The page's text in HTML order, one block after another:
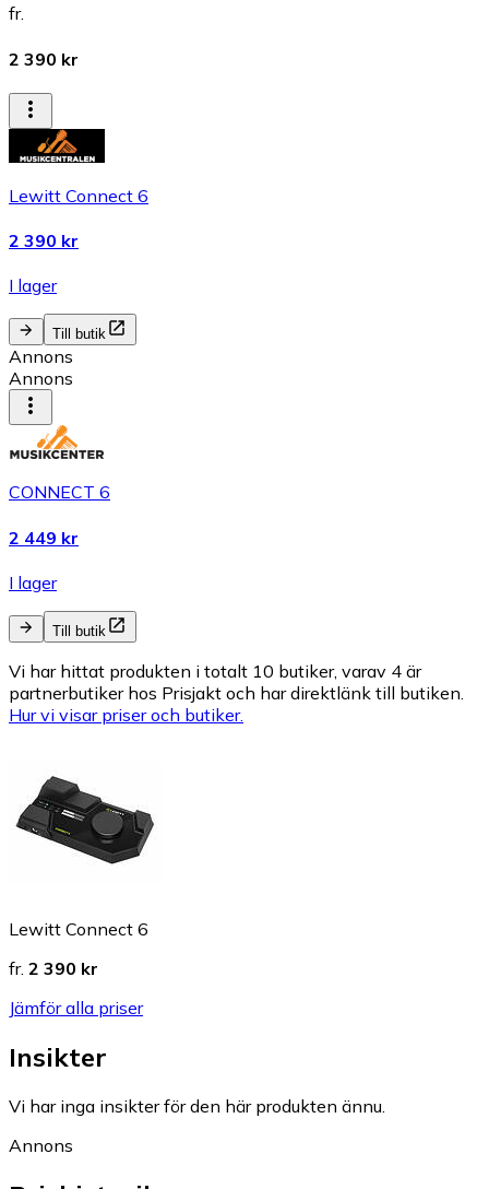
fr.
2 390 kr
Lewitt Connect 6
2 390 kr
I lager
Till butik
Annons
Annons
CONNECT 6
2 449 kr
I lager
Till butik
Vi har hittat produkten i totalt 10 butiker, varav 4 är
partnerbutiker hos Prisjakt och har direktlänk till butiken.
Hur vi visar priser och butiker.
Lewitt Connect 6
fr. 2 390 kr
Jämför alla priser
Insikter
Vi har inga insikter för den här produkten ännu.
Annons